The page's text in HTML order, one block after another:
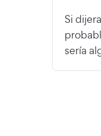
Si
sería